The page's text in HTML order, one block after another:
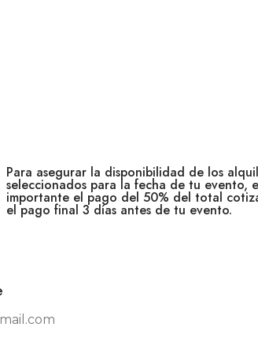
Para asegurar la disponibilidad de los
seleccionados para la fecha de tu evento,
importante el pago del 50% del total
el pago final 3 días antes de tu evento.